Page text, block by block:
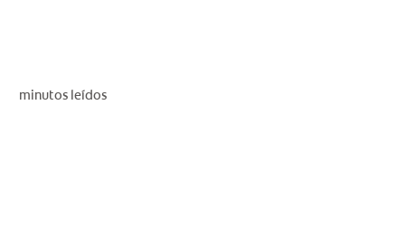
minutos leídos